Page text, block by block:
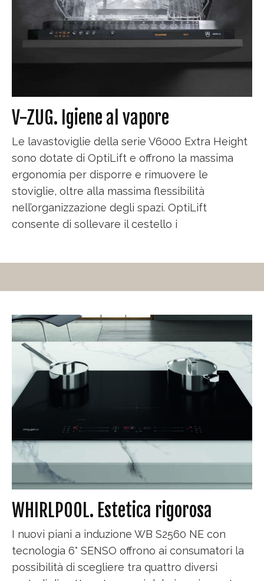
V-ZUG. Igiene al vapore
Le lavastoviglie della serie V6000 Extra Height
sono dotate di OptiLift e offrono la massima
ergonomia per disporre e rimuovere le
stoviglie, oltre alla massima flessibilità
nell’organizzazione degli spazi. OptiLift
consente di sollevare il cestello i
WHIRLPOOL. Estetica rigorosa
I nuovi piani a induzione WB S2560 NE con
tecnologia 6° SENSO offrono ai consumatori la
possibilità di scegliere tra quattro diversi